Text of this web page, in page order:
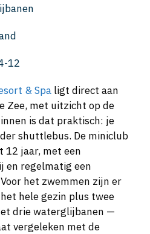
12
& Spa ligt direct aan
Zee, met uitzicht op de
is dat praktisch: je
shuttlebus. De miniclub
12 jaar, met een
en regelmatig een
het zwemmen zijn er
hele gezin plus twee
drie waterglijbanen —
vergeleken met de